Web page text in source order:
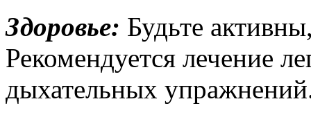
Здоровье: Будьте
Рекомендуется лечение
дыхательных